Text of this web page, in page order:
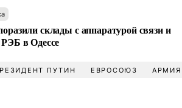
склады с аппаратурой связи и
в Одессе
ПУТИН ЕВРОСОЮЗ